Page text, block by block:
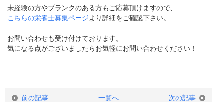
未経験の方やブランクのある方もご応募頂けますので、
こちらの栄養士募集ページより詳細をご確認下さい。
お問い合わせも受け付けております。
気になる点がございましたらお気軽にお問い合わせください！
前の記事 一覧へ 次の記事